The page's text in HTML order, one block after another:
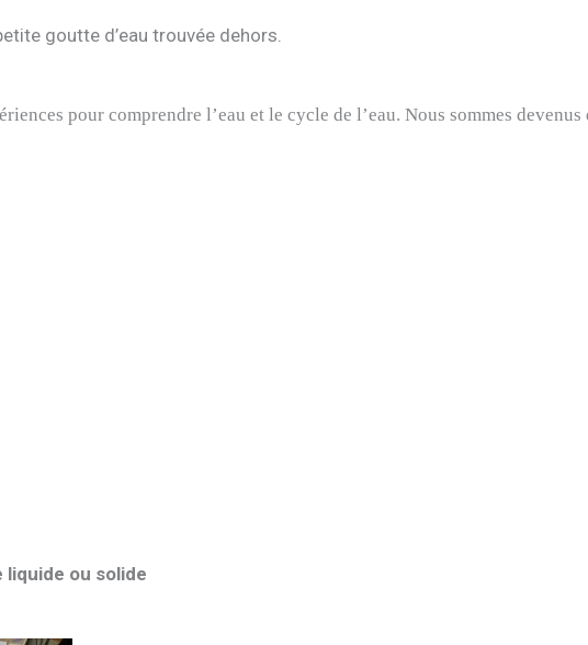
goutte d’eau trouvée dehors.
pour comprendre l’eau et le cycle de l’eau. Nous sommes
liquide ou solide